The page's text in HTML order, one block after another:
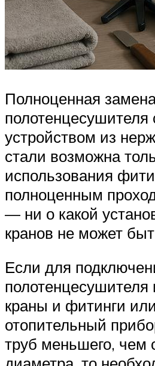
Полноценная
устройством из
стали возможна
использования
полноценным
— ни о какой
кранов не может
Если для
полотенцесушителя
краны и фитинги
отопительный
труб меньшего, чем